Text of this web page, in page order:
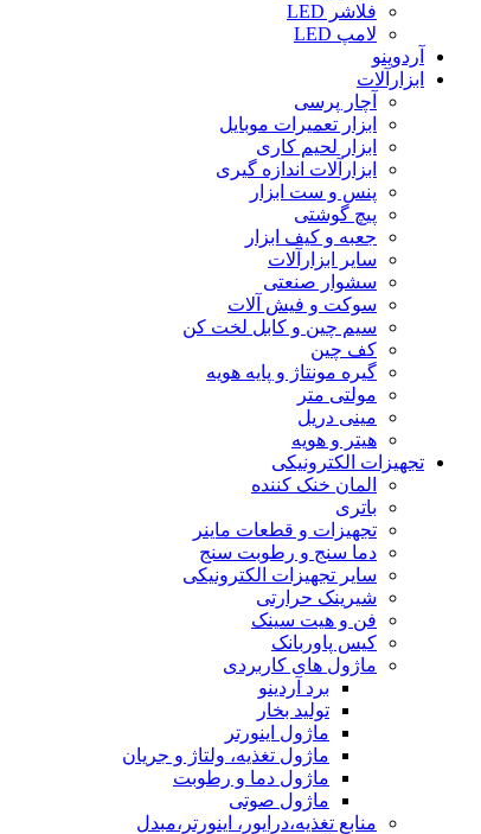
فلاشر LED
لامپ LED
آردوینو
ابزارآلات
آچار پرسی
ابزار تعمیرات موبایل
ابزار لحیم کاری
ابزارآلات اندازه گیری
پنس و ست ابزار
پیچ گوشتی
جعبه و کیف ابزار
سایر ابزارآلات
سشوار صنعتی
سوکت و فیش آلات
سیم چین و کابل لخت کن
کف چین
گیره مونتاژ و پایه هویه
مولتی متر
مینی دریل
هیتر و هویه
تجهیزات الکترونیکی
المان خنک کننده
باتری
تجهیزات و قطعات ماینر
دما سنج و رطوبت سنج
سایر تجهیزات الکترونیکی
شیرینک حرارتی
فن و هیت سینک
کیس پاوربانک
ماژول های کاربردی
برد آردینو
تولید بخار
ماژول اینورتر
ماژول تغذیه، ولتاژ و جریان
ماژول دما و رطوبت
ماژول صوتی
منابع تغذیه،درایور، اینورتر،مبدل